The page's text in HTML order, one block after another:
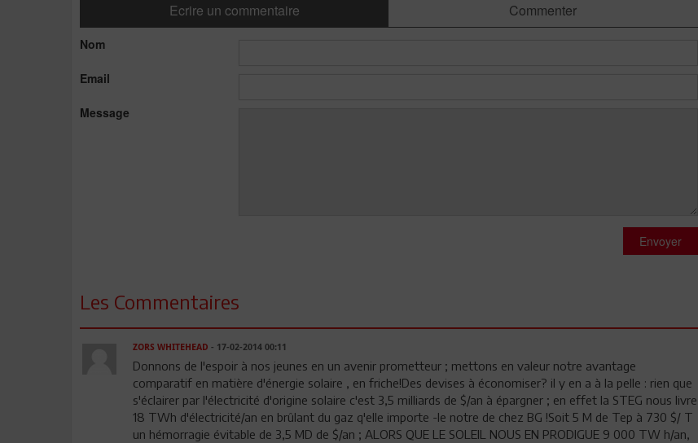
Ecrire un commentaire Commenter
Nom
Email
Message
Envoyer
Les Commentaires
ZORS WHITEHEAD - 17-02-2014 00:11
Donnons de l'espoir à nos jeunes en un avenir prometteur ; mettons en valeur notre avantage
comparatif en matière d'énergie solaire , en friche!Des devises à économiser? il y en a à la pelle : rien que
s'éclairer par l'électricité d'origine solaire c'est 3,5 milliards de $/an à épargner ; en effet la STEG nous livre
18 TWh d'électricité/an en brûlant du gaz q'elle importe -le notre de chez BG !Soit 5 M de Tep à 730 $/ T
un hémorragie évitable de 3,5 MD de $/an ; ALORS QUE LE SOLEIL NOUS EN PRODIGUE 9 000 TW h/an,